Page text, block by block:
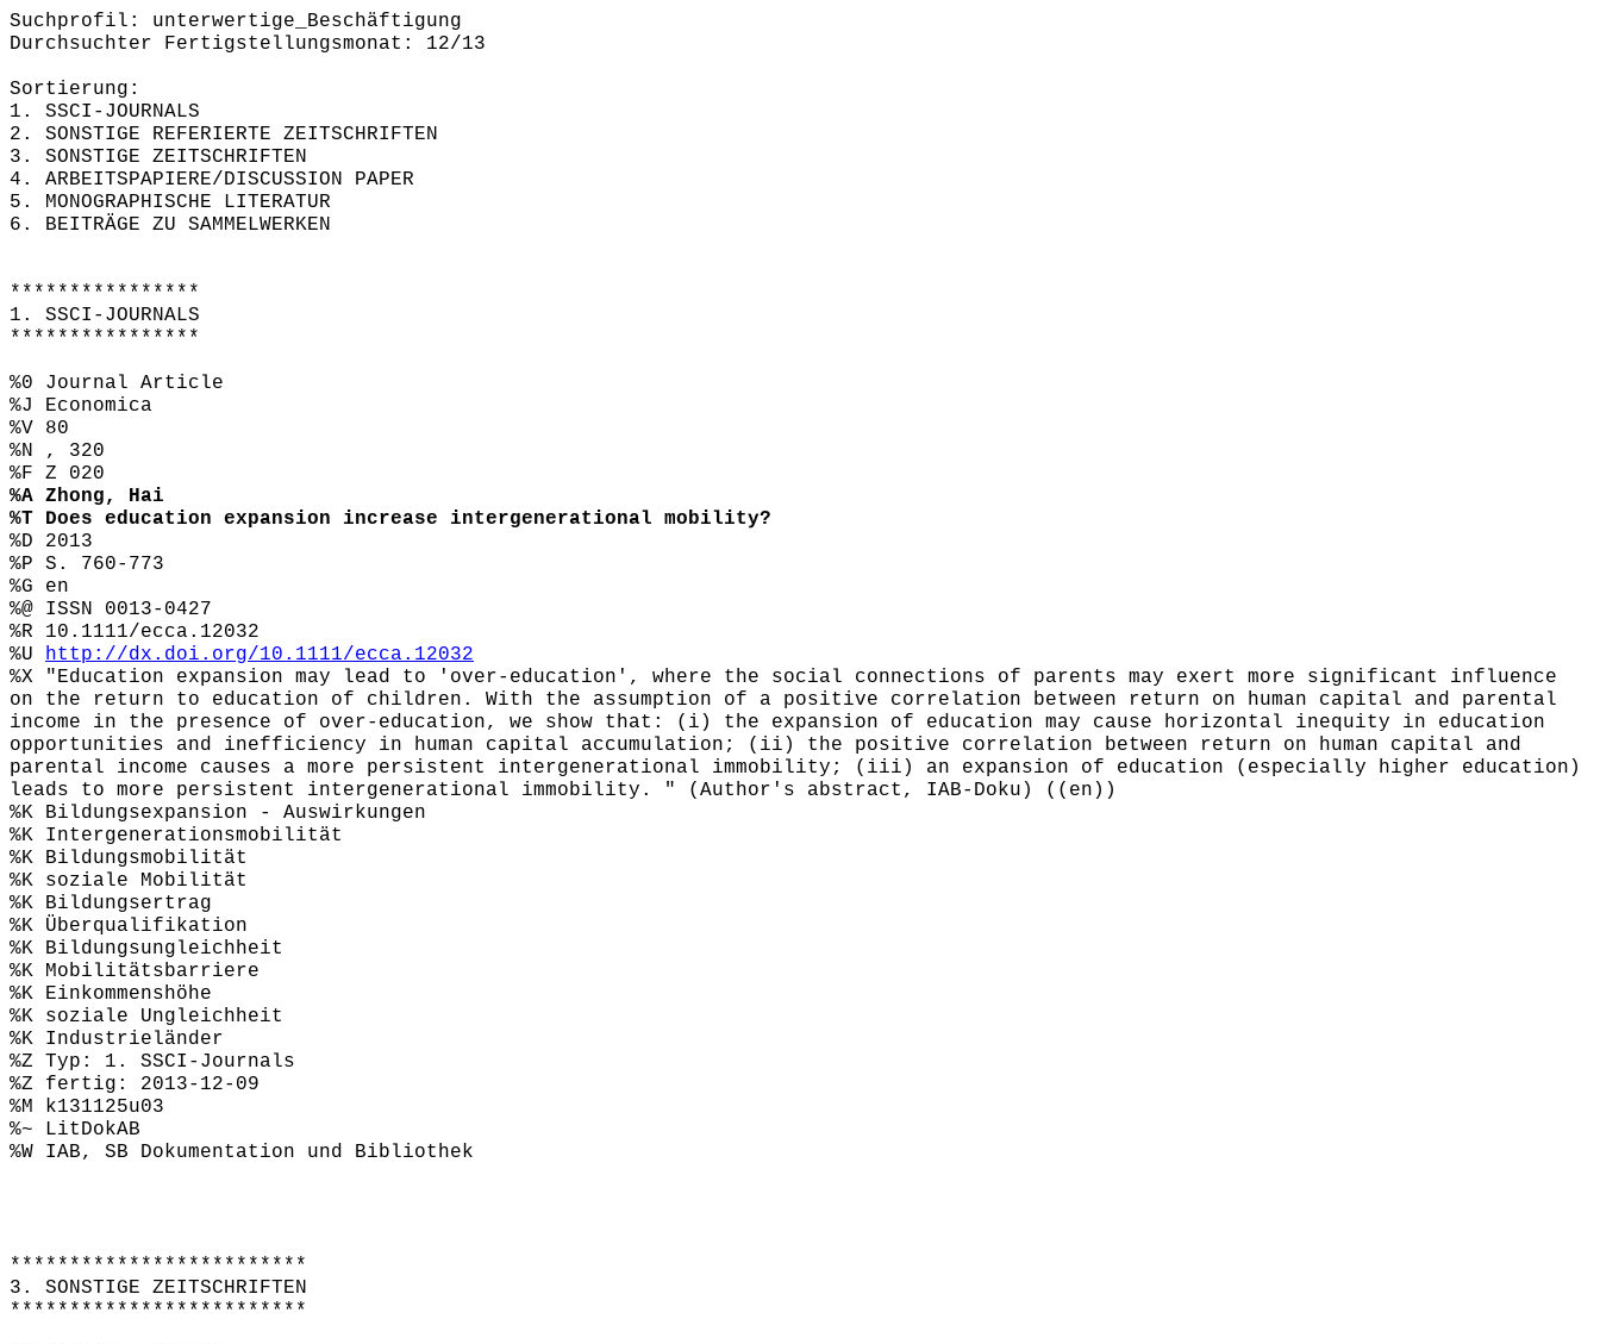
Suchprofil: unterwertige_Beschäftigung
Durchsuchter Fertigstellungsmonat: 12/13
Sortierung:
1. SSCI-JOURNALS
2. SONSTIGE REFERIERTE ZEITSCHRIFTEN
3. SONSTIGE ZEITSCHRIFTEN
4. ARBEITSPAPIERE/DISCUSSION PAPER
5. MONOGRAPHISCHE LITERATUR
6. BEITRÄGE ZU SAMMELWERKEN
****************
1. SSCI-JOURNALS
****************
%0 Journal Article
%J Economica
%V 80
%N , 320
%F Z 020
%A Zhong, Hai
%T Does education expansion increase intergenerational mobility?
%D 2013
%P S. 760-773
%G en
%@ ISSN 0013-0427
%R 10.1111/ecca.12032
%U http://dx.doi.org/10.1111/ecca.12032
%X "Education expansion may lead to 'over-education', where the social connections of parents may exert more significant influence
on the return to education of children. With the assumption of a positive correlation between return on human capital and parental
income in the presence of over-education, we show that: (i) the expansion of education may cause horizontal inequity in education
opportunities and inefficiency in human capital accumulation; (ii) the positive correlation between return on human capital and
parental income causes a more persistent intergenerational immobility; (iii) an expansion of education (especially higher education)
leads to more persistent intergenerational immobility. " (Author's abstract, IAB-Doku) ((en))
%K Bildungsexpansion - Auswirkungen
%K Intergenerationsmobilität
%K Bildungsmobilität
%K soziale Mobilität
%K Bildungsertrag
%K Überqualifikation
%K Bildungsungleichheit
%K Mobilitätsbarriere
%K Einkommenshöhe
%K soziale Ungleichheit
%K Industrieländer
%Z Typ: 1. SSCI-Journals
%Z fertig: 2013-12-09
%M k131125u03
%~ LitDokAB
%W IAB, SB Dokumentation und Bibliothek
*************************
3. SONSTIGE ZEITSCHRIFTEN
*************************